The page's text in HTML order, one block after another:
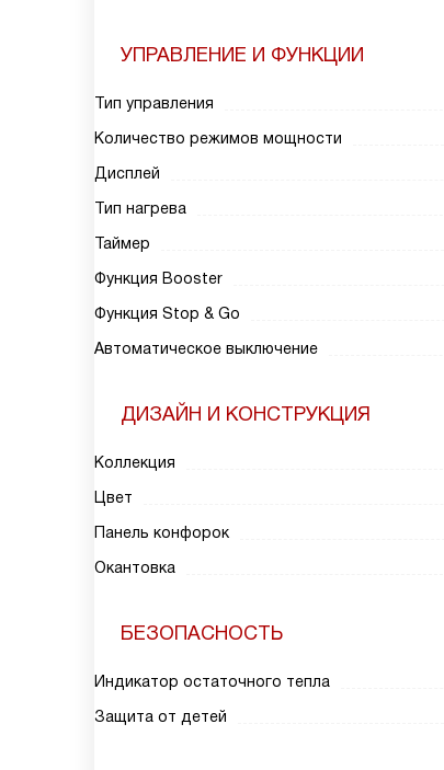
УПРАВЛЕНИЕ И ФУНКЦИИ
Тип управления
Количество режимов мощности
Дисплей
Тип нагрева
Таймер
Функция Booster
Функция Stop & Go
Автоматическое выключение
ДИЗАЙН И КОНСТРУКЦИЯ
Коллекция
Цвет
Панель конфорок
Окантовка
БЕЗОПАСНОСТЬ
Индикатор остаточного тепла
Защита от детей